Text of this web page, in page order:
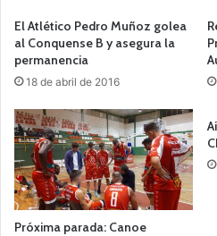
El Atlético Pedro Muñoz golea
al Conquense B y asegura la
permanencia
18 de abril de 2016
Próxima parada: Canoe